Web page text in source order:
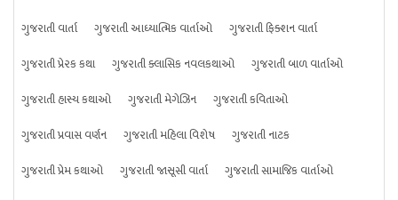
ગુજરાતી વાર્તા ગુજરાતી આધ્યાત્મિક વાર્તાઓ
ગુજરાતી ફિક્શન વાર્તા
ગુજરાતી પ્રેરક કથા
ગુજરાતી ક્લાસિક નવલકથાઓ
ગુજરાતી બાળ વાર્તાઓ
ગુજરાતી હાસ્ય કથાઓ
ગુજરાતી મેગેઝિન
ગુજરાતી કવિતાઓ
ગુજરાતી પ્રવાસ વર્ણન
ગુજરાતી મહિલા વિશેષ
ગુજરાતી નાટક
ગુજરાતી પ્રેમ કથાઓ
ગુજરાતી જાસૂસી વાર્તા
ગુજરાતી સામાજિક વાર્તાઓ